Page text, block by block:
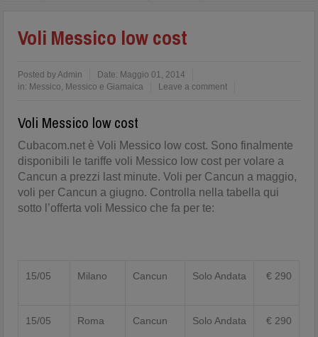
Voli Messico low cost
Posted byAdmin Date: Maggio 01, 2014
in: Messico, Messico e Giamaica Leave a comment
Voli Messico low cost
Cubacom.net è Voli Messico low cost. Sono finalmente
disponibili le tariffe voli Messico low cost per volare a
Cancun a prezzi last minute. Voli per Cancun a maggio,
voli per Cancun a giugno. Controlla nella tabella qui
sotto l’offerta voli Messico che fa per te:
15/05 Milano Cancun Solo Andata € 290
15/05 Roma Cancun Solo Andata € 290